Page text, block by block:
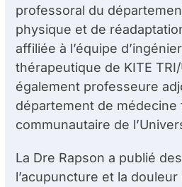
professoral du
physique et de
affiliée à l’équipe
thérapeutique de KITE
également professeure
département de médecine
communautaire de
La Dre Rapson a publié
l’acupuncture et la